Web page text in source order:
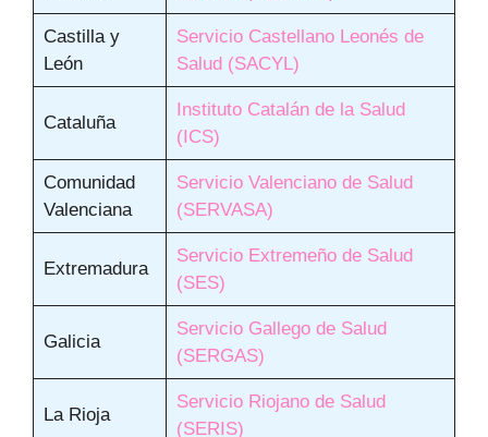
Castilla y
León
Servicio Castellano Leonés de
Salud (SACYL)
Cataluña
Instituto Catalán de la Salud
(I CS)
Comunidad
Valenciana
Servicio Valenciano de Salud
(SERVASA)
Extremadura
Servicio Extremeño de Salud
(SES)
Galicia
Servicio Gallego de Salud
(SERGAS)
La Rioja
Servicio Riojano de Salud
(SERIS)